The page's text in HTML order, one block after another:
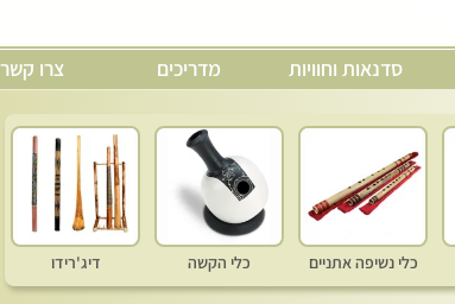
סדנאות וחוויות מדריכים צרו קשר
כלי נשיפה אתניים כלי הקשה דיג'רידו